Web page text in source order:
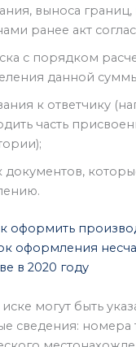
выноса
ранее акт
с порядком
данной
к ответчику
часть
документов,
оформить
оформления
в 2020 году
могут быть
сведения: номера